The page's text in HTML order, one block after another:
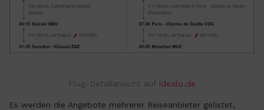
Flug-Detailansicht auf idealo.de
Es werden die Angebote mehrerer Reiseanbieter gelistet,